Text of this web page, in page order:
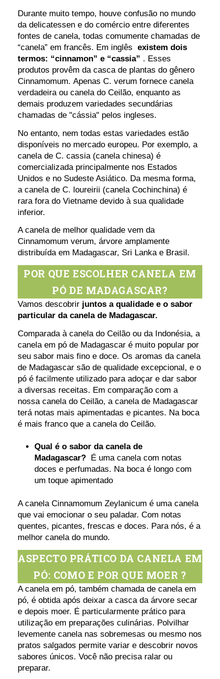
Durante muito tempo, houve confusão no mundo
da delicatessen e do comércio entre diferentes
fontes de canela, todas comumente chamadas de
“canela” em francês. Em inglêsexistem dois
termos: “cinnamon” e “cassia” . Esses
produtos provêm da casca de plantas do gênero
Cinnamomum. Apenas C. verum fornece canela
verdadeira ou canela do Ceilão, enquanto as
demais produzem variedades secundárias
chamadas de "cássia" pelos ingleses.
No entanto, nem todas estas variedades estão
disponíveis no mercado europeu. Por exemplo, a
canela de C. cassia (canela chinesa) é
comercializada principalmente nos Estados
Unidos e no Sudeste Asiático. Da mesma forma,
a canela de C. loureirii (canela Cochinchina) é
rara fora do Vietname devido à sua qualidade
inferior.
A canela de melhor qualidade vem da
Cinnamomum verum, árvore amplamente
distribuída em Madagascar, Sri Lanka e Brasil.
POR QUE ESCOLHER CANELA EM
PÓ DE MADAGASCAR?
Vamos descobrir juntos a qualidade e o sabor
particular da canela de Madagascar.
Comparada à canela do Ceilão ou da Indonésia, a
canela em pó de Madagascar é muito popular por
seu sabor mais fino e doce. Os aromas da canela
de Madagascar são de qualidade excepcional, e o
pó é facilmente utilizado para adoçar e dar sabor
a diversas receitas. Em comparação com a
nossa canela do Ceilão, a canela de Madagascar
terá notas mais apimentadas e picantes. Na boca
é mais franco que a canela do Ceilão.
Qual é o sabor da canela de
Madagascar?
É uma canela com notas
doces e perfumadas. Na boca é longo com
um toque apimentado
A canela Cinnamomum Zeylanicum é uma canela
que vai emocionar o seu paladar. Com notas
quentes, picantes, frescas e doces. Para nós, é a
melhor canela do mundo.
ASPECTO PRÁTICO DA CANELA EM
PÓ: COMO E POR QUE MOER ?
A canela em pó, também chamada de canela em
pó, é obtida após deixar a casca da árvore secar
e depois moer. É particularmente prático para
utilização em preparações culinárias. Polvilhar
levemente canela nas sobremesas ou mesmo nos
pratos salgados permite variar e descobrir novos
sabores únicos. Você não precisa ralar ou
preparar.